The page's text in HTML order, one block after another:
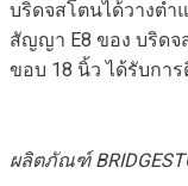
บริดจสโตนได้วางตำ
สัญญา E8 ของ บริดจ
ขอบ 18 นิ้ว ได้รับกา
ผลิตภัณฑ์